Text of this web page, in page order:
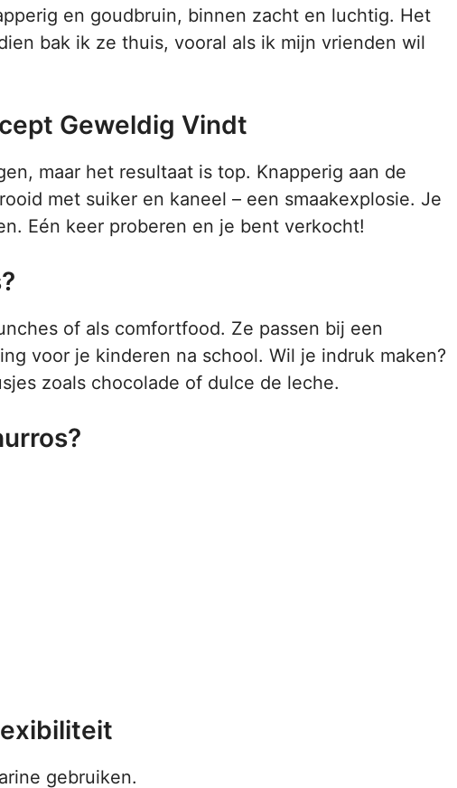
en goudbruin, binnen zacht en luchtig. Het
bak ik ze thuis, vooral als ik mijn vrienden wil
Geweldig Vindt
maar het resultaat is top. Knapperig aan de
met suiker en kaneel – een smaakexplosie. Je
Eén keer proberen en je bent verkocht!
of als comfortfood. Ze passen bij een
voor je kinderen na school. Wil je indruk maken?
zoals chocolade of dulce de leche.
gebruiken.